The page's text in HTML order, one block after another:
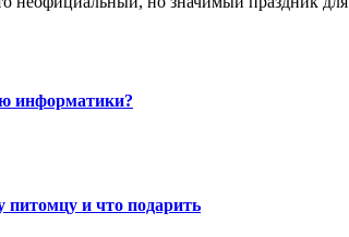
информатики?
питомцу и что подарить